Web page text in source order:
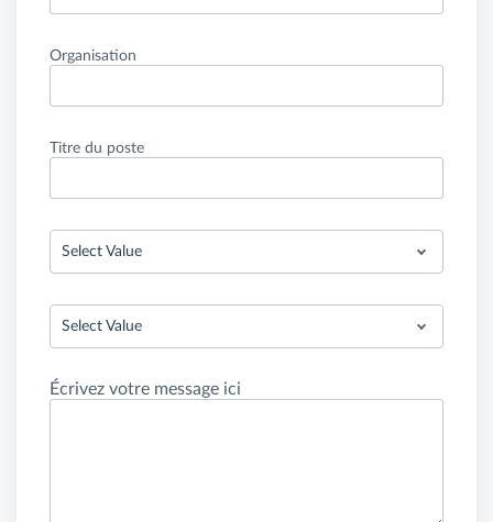
Organisation
Titre du poste
Select Value
Select Value
Écrivez votre message ici